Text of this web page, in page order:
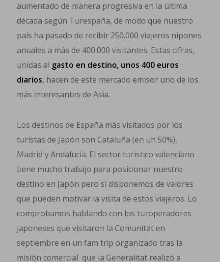
aumentado de manera progresiva en la última
década según Turespaña, de modo que nuestro
país ha pasado de recibir 250.000 viajeros nipones
anuales a más de 400.000 visitantes. Estas cifras,
unidas al gasto en destino, unos 400 euros
diarios, hacen de este mercado emisor uno de los
más interesantes de Asia.
Los destinos de España más visitados por los
turistas de Japón son Cataluña (en un 50%),
Madrid y Andalucía. El sector turístico valenciano
tiene mucho trabajo para posicionar nuestro
destino en Japón pero sí disponemos de valores
que pueden motivar la visita de estos viajeros. Lo
comprobamos hablando con los turoperadores
japoneses que visitaron la Comunitat en
septiembre en un fam trip organizado tras la
misión comercial que la Generalitat realizó a